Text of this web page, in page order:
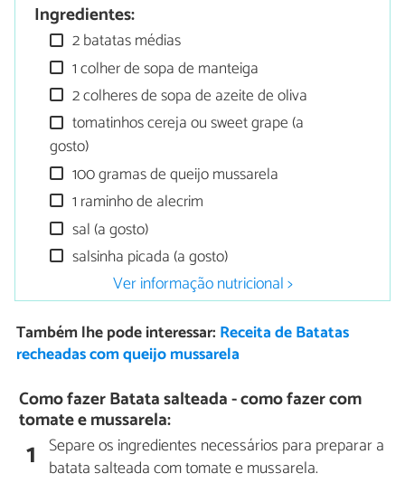
Ingredientes:
2 batatas médias
1 colher de sopa de manteiga
2 colheres de sopa de azeite de oliva
tomatinhos cereja ou sweet grape (a
gosto)
100 gramas de queijo mussarela
1 raminho de alecrim
sal (a gosto)
salsinha picada (a gosto)
Ver informação nutricional >
Também lhe pode interessar: Receita de Batatas
recheadas com queijo mussarela
Como fazer Batata salteada - como fazer com
tomate e mussarela:
1 Separe os ingredientes necessários para preparar a
batata salteada com tomate e mussarela.